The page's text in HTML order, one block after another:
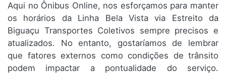
Aqui no Ônibus Online, nos esforçamos para manter
os horários da Linha Bela Vista via Estreito da
Biguaçu Transportes Coletivos sempre precisos e
atualizados. No entanto, gostaríamos de lembrar
que fatores externos como condições de trânsito
podem impactar a pontualidade do serviço.